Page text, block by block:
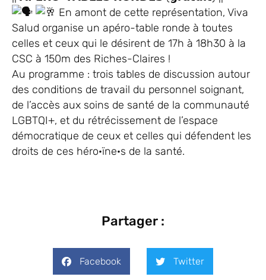
En amont de cette représentation, Viva
Salud organise un apéro-table ronde à toutes
celles et ceux qui le désirent de 17h à 18h30 à la
CSC à 150m des Riches-Claires !
Au programme : trois tables de discussion autour
des conditions de travail du personnel soignant,
de l’accès aux soins de santé de la communauté
LGBTQI+, et du rétrécissement de l’espace
démocratique de ceux et celles qui défendent les
droits de ces héro·ïne·s de la santé.
Partager :
Facebook Twitter